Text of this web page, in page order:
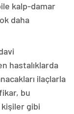
kalp-damar
daha
hastalıklarda
ilaçlarla
bu
kişiler gibi